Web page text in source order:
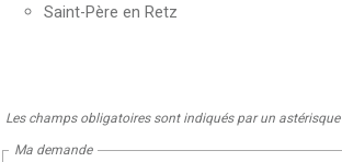
Saint-Père en Retz
Les champs obligatoires sont indiqués par un astérisque
Ma demande